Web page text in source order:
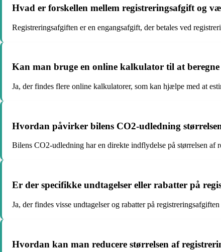
Hvad er forskellen mellem registreringsafgift og
Registreringsafgiften er en engangsafgift, der betales ved
Kan man bruge en online kalkulator til at
Ja, der findes flere online kalkulatorer, som kan hjælpe med at
Hvordan påvirker bilens CO2-udledning
Bilens CO2-udledning har en direkte indflydelse på størrelsen
Er der specifikke undtagelser eller rabatter på
Ja, der findes visse undtagelser og rabatter på
Hvordan kan man reducere størrelsen af